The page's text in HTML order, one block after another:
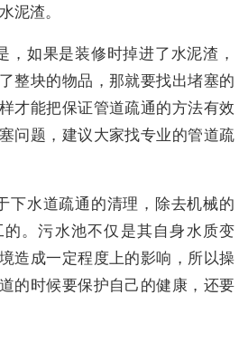
泥渣。
，如果是装修时掉进了水泥渣，
整块的物品，那就要找出堵塞的
才能把保证管道疏通的方法有效
问题，建议大家找专业的管道疏
下水道疏通的清理，除去机械的
。污水池不仅是其自身水质变
造成一定程度上的影响，所以操
的时候要保护自己的健康，还要